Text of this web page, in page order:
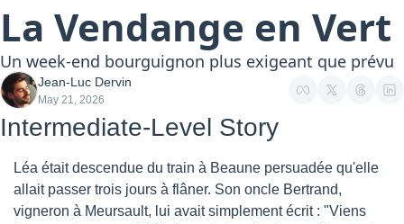
La Vendange en Vert
Un week-end bourguignon plus exigeant que prévu
Jean-Luc Dervin
May 21, 2026
Intermediate-Level Story
Léa était descendue du train à Beaune persuadée qu'elle
allait passer trois jours à flâner. Son oncle Bertrand,
vigneron à Meursault, lui avait simplement écrit : "Viens